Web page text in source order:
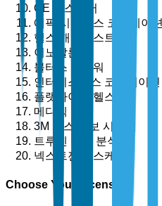
GE 헬스케어
에픽 시스템스 코퍼레이션
헬스 캐털리스트
이노발론
볼터스 클루워
인터시스템스 코퍼레이션
플랫아이언 헬스
메디텍
3M 헬스 정보 시스템
트루벤 헬스 분석
넥스트젠 헬스케어
Choose Your License